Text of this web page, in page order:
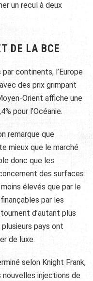
un recul à deux
DE LA BCE
continents, l’Europe
des prix grimpant
Orient affiche une
pour l’Océanie.
remarque que
mieux que le marché
donc que les
des surfaces
élevés que par le
par les
d’autant plus
pays ont
de luxe.
selon Knight Frank,
nouvelles injections de